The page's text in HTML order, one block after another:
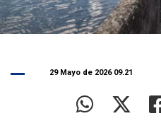
29 Mayo de 2026 09.21